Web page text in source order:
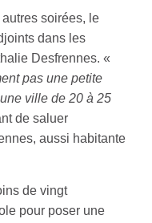
soirées, le
dans les
Desfrennes. «
pas une petite
ville de 20 à 25
de saluer
aussi habitante
de vingt
pour poser une